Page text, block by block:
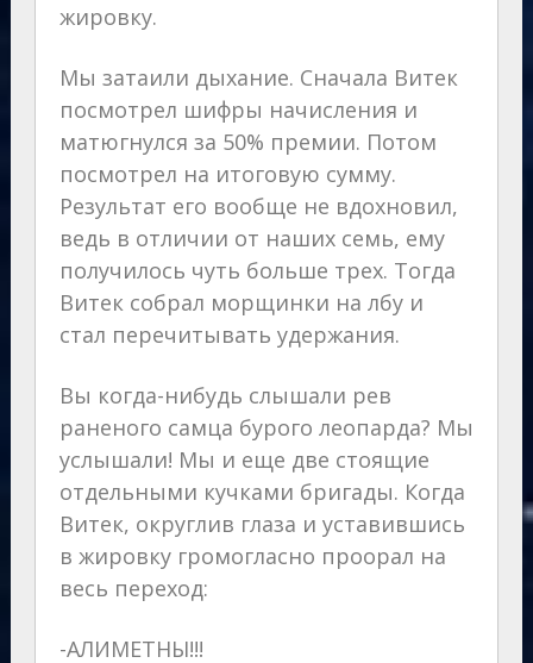
жировку.
Мы затаили дыхание. Сначала Витек
посмотрел шифры начисления и
матюгнулся за 50% премии. Потом
посмотрел на итоговую сумму.
Результат его вообще не вдохновил,
ведь в отличии от наших семь, ему
получилось чуть больше трех. Тогда
Витек собрал морщинки на лбу и
стал перечитывать удержания.
Вы когда-нибудь слышали рев
раненого самца бурого леопарда? Мы
услышали! Мы и еще две стоящие
отдельными кучками бригады. Когда
Витек, округлив глаза и уставившись
в жировку громогласно проорал на
весь переход:
-АЛИМЕТНЫ!!!